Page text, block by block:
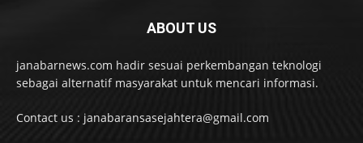
ABOUT US
janabarnews.com hadir sesuai perkembangan teknologi
sebagai alternatif masyarakat untuk mencari informasi.
Contact us : janabaransasejahtera@gmail.com